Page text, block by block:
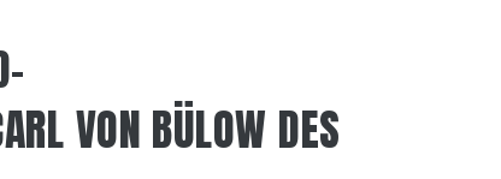
VON BÜLOW DES